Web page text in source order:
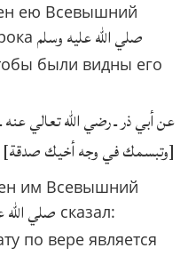
ею Всевышний
صلي الله عليه وسلم
были видны его
عن أبي ذر ـ رضي الله تعالي
[وتبسمك في وجه أخيك صدقة]
им Всевышний
صلي الله сказал:
по вере является